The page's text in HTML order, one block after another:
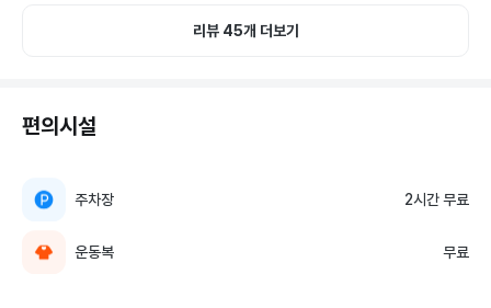
하고 있습니다. 주 2회 필라테스+식단 조절을 하고 있는데 1개월 1주가 지난
같아요!  앞으로 희윤쌤과 건강한 운동을 계속 이어가고  싶습니다! 앞으로도
리뷰 45개 더보기
편의시설
주차장 2시간 무료
운동복 무료